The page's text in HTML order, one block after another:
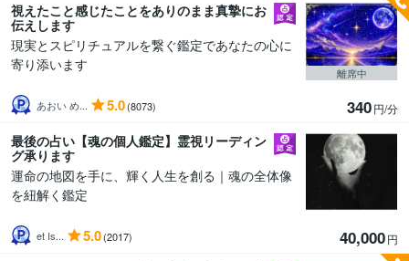
視えたこと感じたことをありのまま真摯にお
伝えします
現実とスピリチュアルを繋ぐ鑑定であなたの心に
寄り添います
あおい め... 5.0(8073) 340円/分
離席中
最後の占い【魂の個人鑑定】霊視リーディン
グ承ります
運命の地図を手に、輝く人生を創る｜魂の全体像
を紐解く鑑定
et Is... 5.0(2017) 40,000円